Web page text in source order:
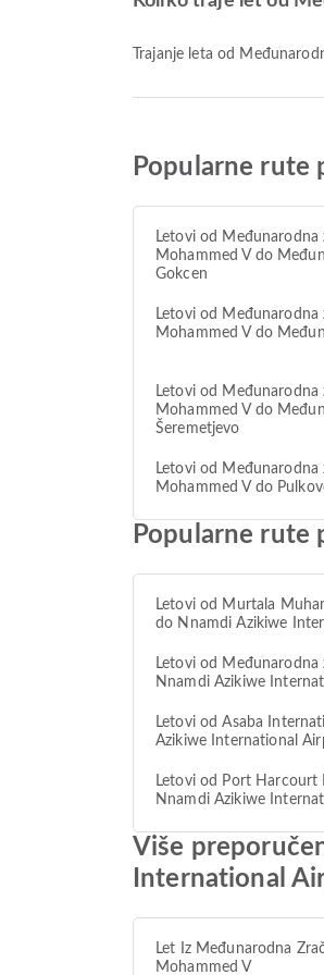
Trajanje leta od
Popularne rute
Letovi od Međunarodna
Mohammed V do
Gokcen
Letovi od Međunarodna
Mohammed V do
Letovi od Međunarodna
Mohammed V do
Šeremetjevo
Letovi od Međunarodna
Mohammed V do
Popularne rute
Letovi od Murtala
do Nnamdi Azikiwe
Letovi od
Nnamdi Azikiwe
Letovi od Asaba
Azikiwe International
Letovi od Port
Nnamdi Azikiwe
Više
International
Let Iz Međunarodna
Mohammed V